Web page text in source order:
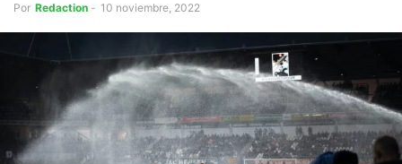
Por Redaction - 10 noviembre, 2022